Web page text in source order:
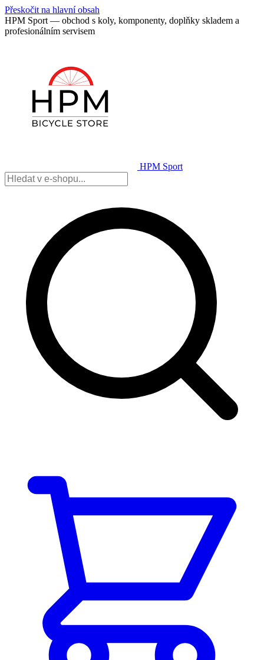
Přeskočit na hlavní obsah
HPM Sport — obchod s koly, komponenty, doplňky skladem a
profesionálním servisem
HPM Sport